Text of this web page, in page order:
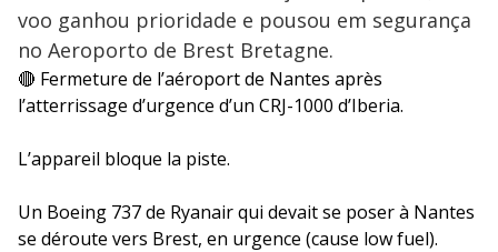
voo ganhou prioridade e pousou em segurança
no Aeroporto de Brest Bretagne.
🔴 Fermeture de l’aéroport de Nantes après
l’atterrissage d’urgence d’un CRJ-1000 d’Iberia.
L’appareil bloque la piste.
Un Boeing 737 de Ryanair qui devait se poser à Nantes
se déroute vers Brest, en urgence (cause low fuel).